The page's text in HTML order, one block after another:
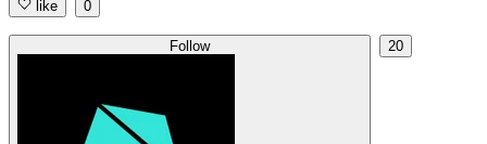
like 0
Follow 20